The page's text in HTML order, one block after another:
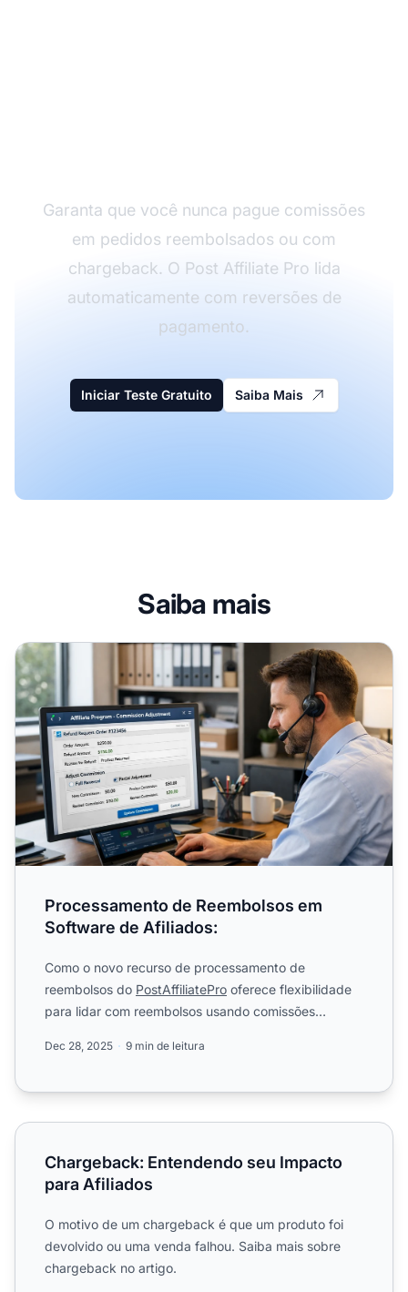
Garanta que você nunca pague comissões
em pedidos reembolsados ou com
chargeback. O Post Affiliate Pro lida
automaticamente com reversões de
pagamento.
Iniciar Teste Gratuito Saiba Mais
Saiba mais
Processamento de Reembolsos em Software de Afiliados:
Processamento de Reembolsos em
Software de Afiliados:
Como o novo recurso de processamento de
reembolsos do PostAffiliatePro oferece flexibilidade
para lidar com reembolsos usando comissões
Dec 28, 2025 9 min de leitura
Chargeback: Entendendo seu Impacto para Afiliados
Chargeback: Entendendo seu Impacto
para Afiliados
O motivo de um chargeback é que um produto foi
devolvido ou uma venda falhou. Saiba mais sobre
chargeback no artigo.